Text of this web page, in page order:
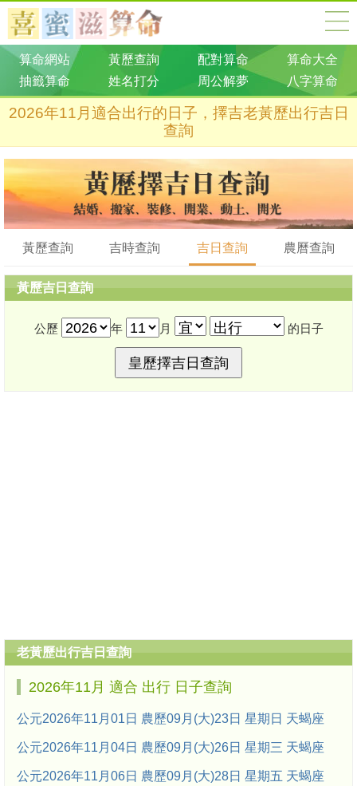
算命網站 黃歷查詢 配對算命
算命大全
抽籤算命
姓名打分 周公解夢 八字算命
2026年11月適合出行的日子，擇吉老黃歷出行吉日
查詢
黃歷查詢 吉時查詢 吉日查詢 農曆查詢
黃歷吉日查詢
公歷 年 月 的日子
老黃歷出行吉日查詢
2026年11月 適合 出行 日子查詢
公元2026年11月01日 農歷09月(大)23日 星期日 天蝎座
公元2026年11月04日 農歷09月(大)26日 星期三 天蝎座
公元2026年11月06日 農歷09月(大)28日 星期五 天蝎座